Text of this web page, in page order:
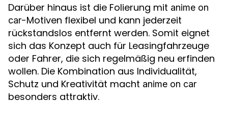
Darüber hinaus ist die Folierung mit anime on
car-Motiven flexibel und kann jederzeit
rückstandslos entfernt werden. Somit eignet
sich das Konzept auch für Leasingfahrzeuge
oder Fahrer, die sich regelmäßig neu erfinden
wollen. Die Kombination aus Individualität,
Schutz und Kreativität macht anime on car
besonders attraktiv.